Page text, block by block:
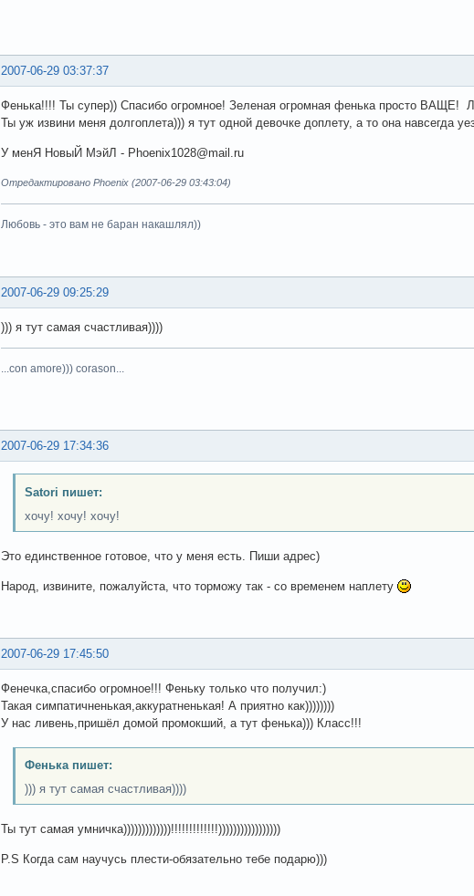
2007-06-29 03:37:37
Фенька!!!! Ты супер)) Спасибо огромное! Зеленая огромная фенька просто ВАЩЕ!
Ты уж извини меня долгоплета))) я тут одной девочке доплету, а то она навсегда
У менЯ НовыЙ МэйЛ - Phoenix1028@mail.ru
Отредактировано Phoenix (2007-06-29 03:43:04)
Любовь - это вам не баран накашлял))
2007-06-29 09:25:29
))) я тут самая счастливая))))
...con amore))) corason...
2007-06-29 17:34:36
Satori пишет:
хочу! хочу! хочу!
Это единственное готовое, что у меня есть. Пиши адрес)
Народ, извините, пожалуйста, что торможу так - со временем наплету
2007-06-29 17:45:50
Фенечка,спасибо огромное!!! Феньку только что получил:)
Такая симпатичненькая,аккуратненькая! А приятно как))))))))
У нас ливень,пришёл домой промокший, а тут фенька))) Класс!!!
Фенька пишет:
))) я тут самая счастливая))))
Ты тут самая умничка)))))))))))))!!!!!!!!!!!!!)))))))))))))))))
P.S Когда сам научусь плести-обязательно тебе подарю)))